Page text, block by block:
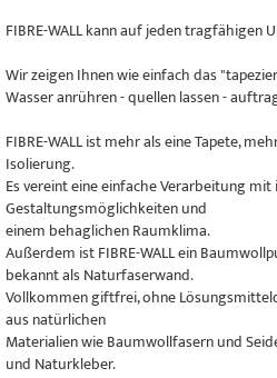
FIBRE-WALL kann auf jeden
Wir zeigen Ihnen wie einfach das
Wasser anrühren - quellen lassen -
FIBRE-WALL ist mehr als eine Tapete,
Isolierung.
Es vereint eine einfache Verarbeitung
Gestaltungsmöglichkeiten und
einem behaglichen Raumklima.
Außerdem ist FIBRE-WALL ein
bekannt als Naturfaserwand.
Vollkommen giftfrei, ohne
aus natürlichen
Materialien wie Baumwollfasern und
und Naturkleber.